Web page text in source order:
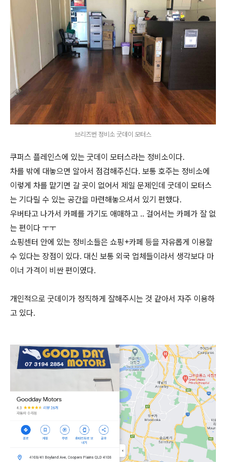
브리즈번 정비소 굿데이 모터스
쿠퍼스 플레인스에 있는 굿데이 모터스라는 정비소이다.
차를 밖에 대놓으면 알아서 점검해주신다. 보통 호주는 정비소에
이렇게 차를 맡기면 갈 곳이 없어서 제일 문제인데 굿데이 모터스
는 기다릴 수 있는 공간을 마련해놓으셔서 있기 편했다.
우버타고 나가서 카페를 가기도 애매하고 .. 걸어서는 카페가 잘 없
는 편이다 ㅜㅜ
쇼핑센터 안에 있는 정비소들은 쇼핑+카페 등을 자유롭게 이용할
수 있다는 장점이 있다. 대신 보통 외국 업체들이라서 생각보다 마
이너 가격이 비싼 편이였다.
개인적으로 굿데이가 정직하게 잘해주시는 것 같아서 자주 이용하
고 있다.